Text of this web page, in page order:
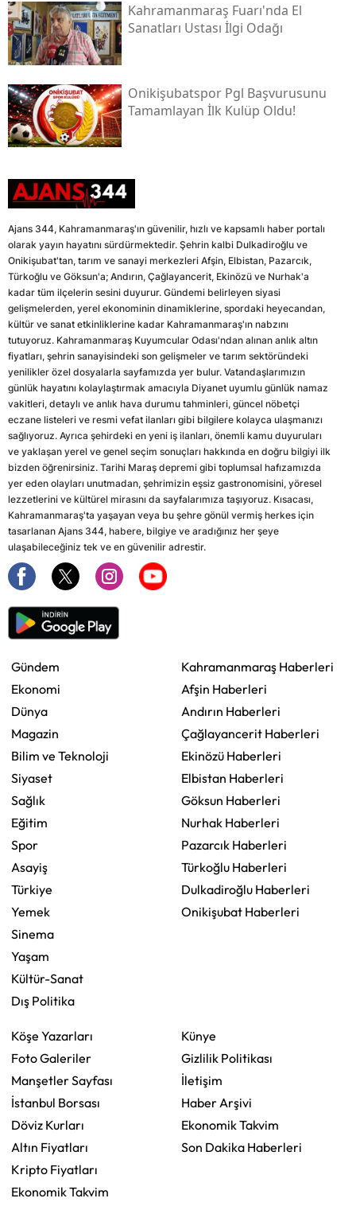
Kahramanmaraş Fuarı'nda El
Sanatları Ustası İlgi Odağı
Onikişubatspor Pgl Başvurusunu
Tamamlayan İlk Kulüp Oldu!
Ajans 344, Kahramanmaraş'ın güvenilir, hızlı ve kapsamlı haber portalı
olarak yayın hayatını sürdürmektedir. Şehrin kalbi Dulkadiroğlu ve
Onikişubat'tan, tarım ve sanayi merkezleri Afşin, Elbistan, Pazarcık,
Türkoğlu ve Göksun'a; Andırın, Çağlayancerit, Ekinözü ve Nurhak'a
kadar tüm ilçelerin sesini duyurur. Gündemi belirleyen siyasi
gelişmelerden, yerel ekonominin dinamiklerine, spordaki heyecandan,
kültür ve sanat etkinliklerine kadar Kahramanmaraş'ın nabzını
tutuyoruz. Kahramanmaraş Kuyumcular Odası'ndan alınan anlık altın
fiyatları, şehrin sanayisindeki son gelişmeler ve tarım sektöründeki
yenilikler özel dosyalarla sayfamızda yer bulur. Vatandaşlarımızın
günlük hayatını kolaylaştırmak amacıyla Diyanet uyumlu günlük namaz
vakitleri, detaylı ve anlık hava durumu tahminleri, güncel nöbetçi
eczane listeleri ve resmi vefat ilanları gibi bilgilere kolayca ulaşmanızı
sağlıyoruz. Ayrıca şehirdeki en yeni iş ilanları, önemli kamu duyuruları
ve yaklaşan yerel ve genel seçim sonuçları hakkında en doğru bilgiyi ilk
bizden öğrenirsiniz. Tarihi Maraş depremi gibi toplumsal hafızamızda
yer eden olayları unutmadan, şehrimizin eşsiz gastronomisini, yöresel
lezzetlerini ve kültürel mirasını da sayfalarımıza taşıyoruz. Kısacası,
Kahramanmaraş'ta yaşayan veya bu şehre gönül vermiş herkes için
tasarlanan Ajans 344, habere, bilgiye ve aradığınız her şeye
ulaşabileceğiniz tek ve en güvenilir adrestir.
Gündem
Ekonomi
Dünya
Magazin
Bilim ve Teknoloji
Siyaset
Sağlık
Eğitim
Spor
Asayiş
Türkiye
Yemek
Sinema
Yaşam
Kültür-Sanat
Dış Politika
Kahramanmaraş Haberleri
Afşin Haberleri
Andırın Haberleri
Çağlayancerit Haberleri
Ekinözü Haberleri
Elbistan Haberleri
Göksun Haberleri
Nurhak Haberleri
Pazarcık Haberleri
Türkoğlu Haberleri
Dulkadiroğlu Haberleri
Onikişubat Haberleri
Köşe Yazarları
Foto Galeriler
Manşetler Sayfası
İstanbul Borsası
Döviz Kurları
Altın Fiyatları
Kripto Fiyatları
Ekonomik Takvim
Künye
Gizlilik Politikası
İletişim
Haber Arşivi
Ekonomik Takvim
Son Dakika Haberleri